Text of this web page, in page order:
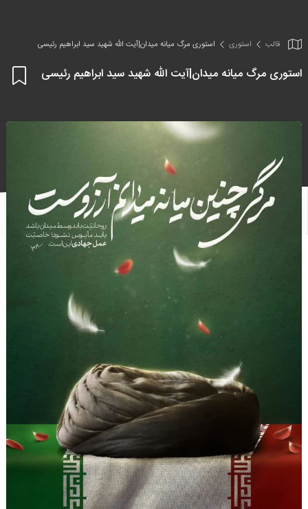
قالب استوری استوری مرگ میانه میدان|آیت الله شهید سید ابراهیم رئیسی
استوری مرگ میانه میدان|آیت الله شهید سید ابراهیم رئیسی